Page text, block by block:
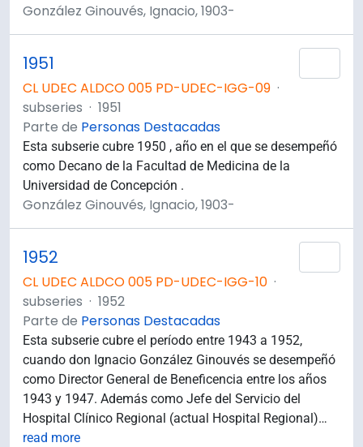
González Ginouvés, Ignacio, 1903-
1951
CL UDEC ALDCO 005 PD-UDEC-IGG-09 ·
subseries · 1951
Parte de Personas Destacadas
Esta subserie cubre 1950 , año en el que se desempeñó
como Decano de la Facultad de Medicina de la
Universidad de Concepción .
González Ginouvés, Ignacio, 1903-
1952
CL UDEC ALDCO 005 PD-UDEC-IGG-10 ·
subseries · 1952
Parte de Personas Destacadas
Esta subserie cubre el período entre 1943 a 1952,
cuando don Ignacio González Ginouvés se desempeñó
como Director General de Beneficencia entre los años
1943 y 1947. Además como Jefe del Servicio del
Hospital Clínico Regional (actual Hospital Regional)…
read more